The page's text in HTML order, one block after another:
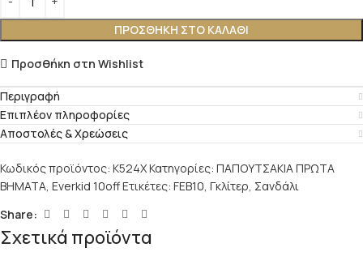
ΠΡΟΣΘΉΚΗ ΣΤΟ ΚΑΛΆΘΙ
Προσθήκη στη Wishlist
Περιγραφή
Επιπλέον πληροφορίες
Αποστολές & Χρεώσεις
Κωδικός προϊόντος: K524XΚατηγορίες: ΠΑΠΟΥΤΣΑΚΙΑ ΠΡΩΤΑ
ΒΗΜΑΤΑ, Everkid 10offΕτικέτες: FEB10, Γκλίτερ, Σανδάλι
Share:
Σχετικά προϊόντα